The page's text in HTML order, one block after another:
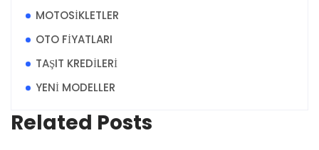
MOTOSİKLETLER
OTO FİYATLARI
TAŞIT KREDİLERİ
YENİ MODELLER
Related Posts